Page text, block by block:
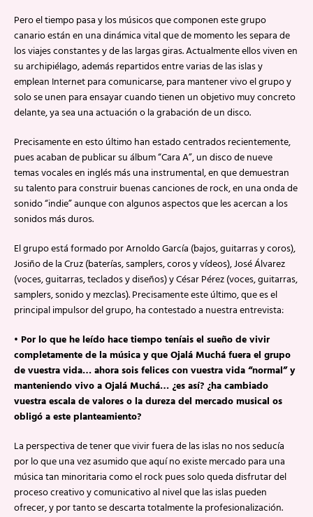
Pero el tiempo pasa y los músicos que componen este grupo
canario están en una dinámica vital que de momento les separa de
los viajes constantes y de las largas giras. Actualmente ellos viven en
su archipiélago, además repartidos entre varias de las islas y
emplean Internet para comunicarse, para mantener vivo el grupo y
solo se unen para ensayar cuando tienen un objetivo muy concreto
delante, ya sea una actuación o la grabación de un disco.
Precisamente en esto último han estado centrados recientemente,
pues acaban de publicar su álbum “Cara A”, un disco de nueve
temas vocales en inglés más una instrumental, en que demuestran
su talento para construir buenas canciones de rock, en una onda de
sonido “indie” aunque con algunos aspectos que les acercan a los
sonidos más duros.
El grupo está formado por Arnoldo García (bajos, guitarras y coros),
Josiño de la Cruz (baterías, samplers, coros y vídeos), José Álvarez
(voces, guitarras, teclados y diseños) y César Pérez (voces, guitarras,
samplers, sonido y mezclas). Precisamente este último, que es el
principal impulsor del grupo, ha contestado a nuestra entrevista:
• Por lo que he leído hace tiempo teníais el sueño de vivir
completamente de la música y que Ojalá Muchá fuera el grupo
de vuestra vida… ahora sois felices con vuestra vida “normal” y
manteniendo vivo a Ojalá Muchá… ¿es así? ¿ha cambiado
vuestra escala de valores o la dureza del mercado musical os
obligó a este planteamiento?
La perspectiva de tener que vivir fuera de las islas no nos seducía
por lo que una vez asumido que aquí no existe mercado para una
música tan minoritaria como el rock pues solo queda disfrutar del
proceso creativo y comunicativo al nivel que las islas pueden
ofrecer, y por tanto se descarta totalmente la profesionalización.